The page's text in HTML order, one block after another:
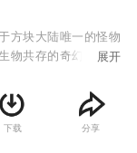
方块大陆唯一的怪物
物共存的奇幻校园。
危机的办法，却意外
密。然而危机接踵而
冲破屏障涌入校园，
展开
下载 分享